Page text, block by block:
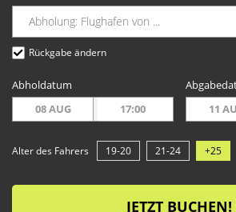
Rückgabe ändern
Abholdatum
08 AUG
17:00
11
Alter des Fahrers 19-20 21-24 +25
JETZT BUCHEN!